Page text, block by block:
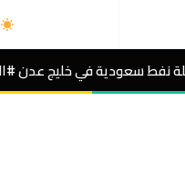
عدن #الحوثيون مصر الآن